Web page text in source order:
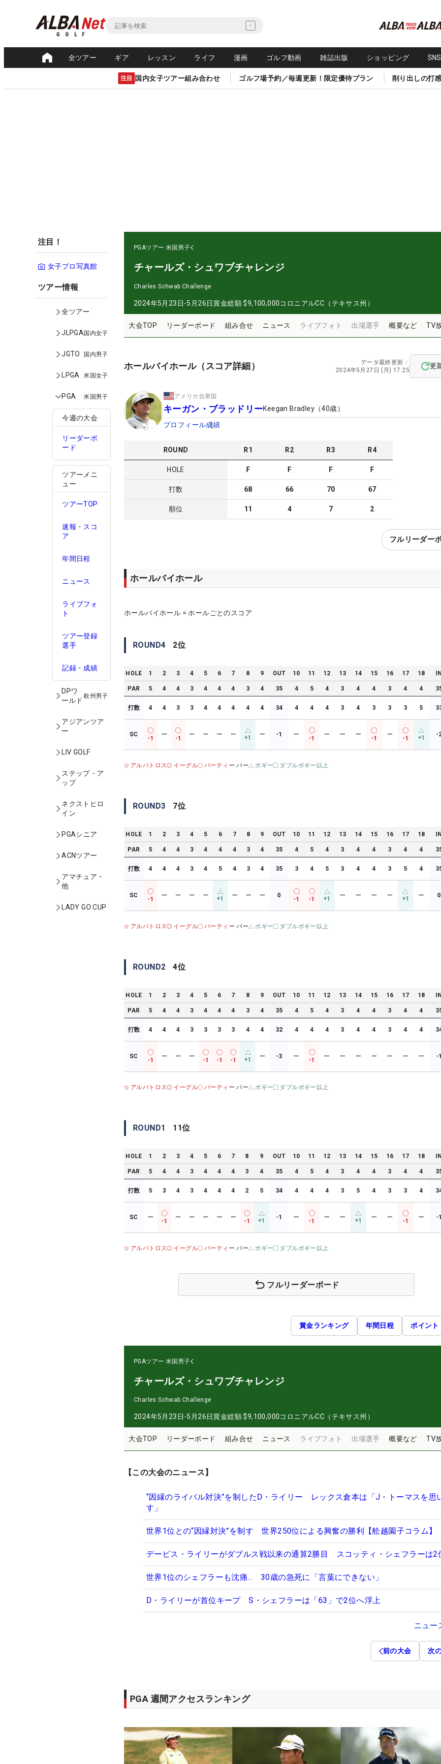
全ツアー ギア レッスン ライフ 漫画 ゴルフ動画 雑誌出版 ショッピング
注目 国内女子ツアー組み合わせ ゴルフ場予約／毎週更新！限定優待プラン 削り出しの打
注目！
女子プロ写真館
ツアー情報
全ツアー
JLPGA国内女子
JGTO 国内男子
LPGA 米国女子
PGA 米国男子
今週の大会
リーダーボ
ード
ツアーメニ
ュー
ツアーTOP
速報・スコ
ア
年間日程
ニュース
ライブフォ
ト
ツアー登録
選手
記録・成績
DPワ
ールド
欧州男子
アジアンツア
ー
LIV GOLF
ステップ・ア
ップ
ネクストヒロ
イン
PGAシニア
ACNツアー
アマチュア・
他
LADY GO CUP
PGAツアー 米国男子
チャールズ・シュワブチャレンジ
Charles Schwab Challenge
2024年5月23日-5月26日賞金総額 $9,100,000コロニアルCC（テキサス州）
大会TOP リーダーボード 組み合せ ニュース ライブフォト 出場選手 概要など TV
ホールバイホール（スコア詳細）
データ最終更新：
2024年5月27日 (月) 17:25
更
アメリカ合衆国
キーガン・ブラッドリーKeegan Bradley （40歳）
プロフィール成績
ROUND R1 R2 R3 R4
HOLE F F F F
打数 68 66 70 67
順位 11 4 7 2
フルリーダー
ホールバイホール
ホールバイホール = ホールごとのスコア
ROUND4 2位
HOLE 1 2 3 4 5 6 7 8 9 OUT 10 11 12 13 14 15 16 17 18
PAR 5 4 4 3 4 4 4 3 4 35 4 5 4 3 4 4 3 4 4
打数 4 4 3 3 4 4 4 4 4 34 4 4 4 3 4 3 3 3 5
SC
-1
ー
-1
ー ー ー ー +1 ー -1 ー
-1
ー ー ー
-1
ー
-1 +1 -
アルバトロス イーグル バーティ ー パー ボギー ダブルボギー以上
ROUND3 7位
HOLE 1 2 3 4 5 6 7 8 9 OUT 10 11 12 13 14 15 16 17 18
PAR 5 4 4 3 4 4 4 3 4 35 4 5 4 3 4 4 3 4 4
打数 4 4 4 3 4 5 4 3 4 35 3 4 5 3 4 4 3 5 4
SC
-1
ー ー ー ー +1 ー ー ー 0
-1 -1 +1 ー ー ー ー +1 ー 0
アルバトロス イーグル バーティ ー パー ボギー ダブルボギー以上
ROUND2 4位
HOLE 1 2 3 4 5 6 7 8 9 OUT 10 11 12 13 14 15 16 17 18
PAR 5 4 4 3 4 4 4 3 4 35 4 5 4 3 4 4 3 4 4
打数 4 4 4 3 3 3 3 4 4 32 4 4 4 3 4 4 3 4 4
SC
-1
ー ー ー
-1 -1 -1 +1 ー -3 ー
-1
ー ー ー ー ー ー ー -
アルバトロス イーグル バーティ ー パー ボギー ダブルボギー以上
ROUND1 11位
HOLE 1 2 3 4 5 6 7 8 9 OUT 10 11 12 13 14 15 16 17 18
PAR 5 4 4 3 4 4 4 3 4 35 4 5 4 3 4 4 3 4 4
打数 5 3 4 3 4 4 4 2 5 34 4 4 4 3 5 4 3 3 4
SC ー
-1
ー ー ー ー ー
-1 +1 -1 ー
-1
ー ー +1 ー ー
-1
ー -
アルバトロス イーグル バーティ ー パー ボギー ダブルボギー以上
フルリーダーボード
賞金ランキング 年間日程 ポイント
PGAツアー 米国男子
チャールズ・シュワブチャレンジ
Charles Schwab Challenge
2024年5月23日-5月26日賞金総額 $9,100,000コロニアルCC（テキサス州）
大会TOP リーダーボード 組み合せ ニュース ライブフォト 出場選手 概要など TV
【この大会のニュース】
“因縁のライバル対決”を制したD・ライリー レックス倉本は「J・トーマスを思
す」
世界1位との“因縁対決”を制す 世界250位による興奮の勝利【舩越園子コラム】
デービス・ライリーがダブルス戦以来の通算2勝目 スコッティ・シェフラーは2
世界1位のシェフラーも沈痛… 30歳の急死に「言葉にできない」
D・ライリーが首位キープ S・シェフラーは「63」で2位へ浮上
ニュー
前の大会 次
PGA 週間アクセスランキング